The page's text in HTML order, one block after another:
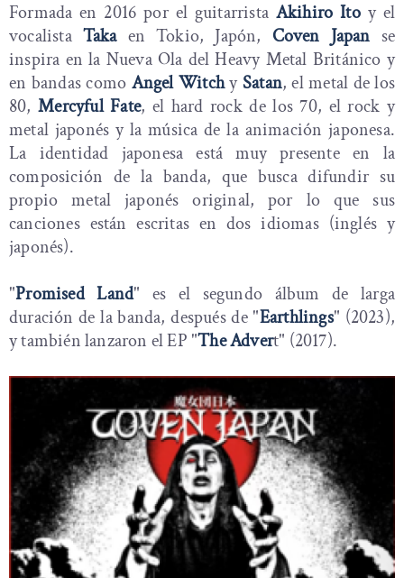
Formada en 2016 por el guitarrista Akihiro Itoy el
vocalista Takaen Tokio, Japón, Coven Japan se
inspira en la Nueva Ola del Heavy Metal Británico y
en bandas como Angel Witchy Satan, el metal de los
80,Mercyful Fate, el hard rock de los 70, el rock y
metal japonés y la música de la animación japonesa.
La identidad japonesa está muy presente en la
composición de la banda, que busca difundir su
propio metal japonés original, por lo que sus
canciones están escritas en dos idiomas (inglés y
japonés).
"Promised Land" es el segundo álbum de larga
duración de la banda, después de "Earthlings" (2023),
y también lanzaron el EP "The Advert" (2017).